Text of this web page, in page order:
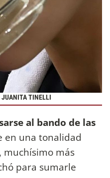
JUANITA TINELLI
al bando de las
en una tonalidad
muchísimo más
para sumarle